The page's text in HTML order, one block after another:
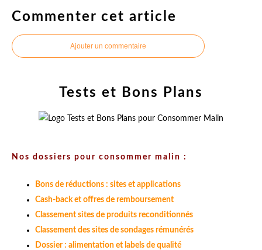
Commenter cet article
Ajouter un commentaire
Tests et Bons Plans
Nos dossiers pour consommer malin :
Bons de réductions : sites et applications
Cash-back et offres de remboursement
Classement sites de produits reconditionnés
Classement des sites de sondages rémunérés
Dossier : alimentation et labels de qualité